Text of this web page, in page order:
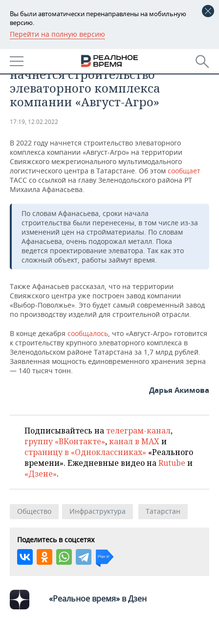
Вы были автоматически перенаправлены на мобильную
версию.
Перейти на полную версию
РЕГИОНЫ
БАШКОРТОСТАН
ТАТАРСТАН
УДМУРТИЯ
НОВОСТИ
АНАЛИТИКА
НОВОСТИ АНАЛИТИКИ
ДЕКЛАРАЦИИ О ДОХОДАХ
КОРОЛИ ГОСЗАКАЗА ПФО
ВУЗЫ ТАТАРСТАНА
КОМУ ПРИНАДЛЕЖАТ
ЭКОНОМИКА
НОВОСТИ ЭКОНОМИКИ
ФИНАНСЫ
БАНКИ
БЮДЖЕТ
ИНВЕСТИЦИИ
ПРОМЫШЛЕННОСТЬ
НОВОСТИ
ПРОМЫШЛЕННОСТИ
АГРОПРОМ
НЕФТЕХИМИЯ
НЕФТЬ
ОПК
ЭНЕРГЕТИКА
НЕДВИЖИМОСТЬ
НОВОСТИ НЕДВИЖИМОСТИ
АВТО
НОВОСТИ АВТО
БИЗНЕС
НОВОСТИ БИЗНЕСА
РОЗНИЧНАЯ ТОРГОВЛЯ
ТРАНСПОРТ
УСЛУГИ
ТЕХНОЛОГИИ
НОВОСТИ ТЕХНОЛОГИЙ
МЕДИА
ТЕЛЕКОММУНИКАЦИИ
МЕРОПРИЯТИЯ
НОВОСТИ МЕРОПРИЯТИЙ
ВЫЕЗДНАЯ РЕДАКЦИЯ
БИЗНЕС-БРАНЧИ
ОТКРЫТАЯ ЛЕКЦИЯ
СПОРТ
НОВОСТИ СПОРТА
ФУТБОЛ
БАСКЕТБОЛ
ВОЛЕЙБОЛ
ФИГУРНОЕ КАТАНИЕ
ВОДНЫЕ ВИДЫ СПОРТА
ХОККЕЙ С МЯЧОМ
ОБЩЕСТВО
НОВОСТИ ОБЩЕСТВА
ИНФРАСТРУКТУРА
ИСТОРИЯ
МЕДИЦИНА
ОБРАЗОВАНИЕ
ПРОИСШЕСТВИЯ
ФОТОГАЛЕРЕЯ
СПРАВОЧНИК
СПИСОК ПЕРСОН
ПОЛНАЯ ВЕРСИЯ
В 2022 году в Татарстане
начнется строительство
элеваторного комплекса
компании «Август-Агро»
17:19, 12.02.2022
В 2022 году начнется строительство элеваторного
комплекса компании «Август-Агро» на территории
Свияжского межрегионального мультимодального
логистического центра в Татарстане. Об этом сообщает
ТАСС со ссылкой на главу Зеленодольского района РТ
Михаила Афанасьева.
По словам Афанасьева, сроки начала
строительства были перенесены, в том числе из-за
изменений цен на стройматериалы. По словам
Афанасьева, очень подорожал металл. Пока
ведется проектирование элеватора. Так как это
сложный объект, работы займут время.
Также Афанасьев рассказал, что на территории
Свияжского центра уже построен завод компании
«Выбор-Поволжье». Это будет самый современный завод
по производству изделий для строительной отрасли.
В конце декабря сообщалось, что «Август-Агро» готовится
к строительству крупного элеваторного комплекса в
Зеленодольском районе Татарстана за 1,7 млрд рублей.
Заявленная мощность единовременного хранения зерна
— 140 тысяч тонн.
Дарья Акимова
Подписывайтесь на телеграм-канал,
группу «ВКонтакте»,канал в MAXи
страницу в «Одноклассниках» «Реального
времени». Ежедневные видео наRutube и
«Дзене».
Общество Инфраструктура Татарстан
Поделитесь в соцсетях
«Реальное время» в Дзен